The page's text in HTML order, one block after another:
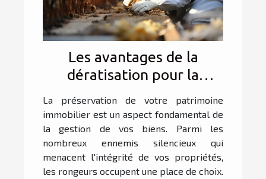
Les avantages de la
dératisation pour la
préservation de votre
patrimoine immobilier
La préservation de votre patrimoine
immobilier est un aspect fondamental de
la gestion de vos biens. Parmi les
nombreux ennemis silencieux qui
menacent l'intégrité de vos propriétés,
les rongeurs occupent une place de choix.